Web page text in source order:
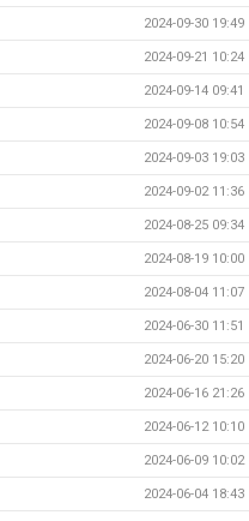
2024-09-30 19:49
2024-09-21 10:24
2024-09-14 09:41
2024-09-08 10:54
2024-09-03 19:03
2024-09-02 11:36
2024-08-25 09:34
2024-08-19 10:00
2024-08-04 11:07
2024-06-30 11:51
2024-06-20 15:20
2024-06-16 21:26
2024-06-12 10:10
2024-06-09 10:02
2024-06-04 18:43